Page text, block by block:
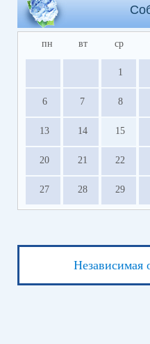
пн вт ср
1
6 7 8
13 14 15
20 21 22
27 28 29
Независимая